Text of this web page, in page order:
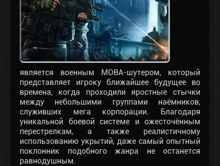
является военным МОВА-шутером, который
представляет игроку ближайшее будущее во
времена, когда проходили яростные стычки
между небольшими группами наёмников,
служивших мега корпорации. Благодаря
уникальной боевой системе и ожесточённым
перестрелкам, а также реалистичному
использованию укрытий, даже самый опытный
поклонник подобного жанра не останется
равнодушным.